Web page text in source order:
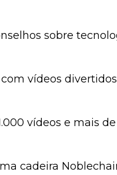
sobre
vídeos
vídeos e mais de
cadeira